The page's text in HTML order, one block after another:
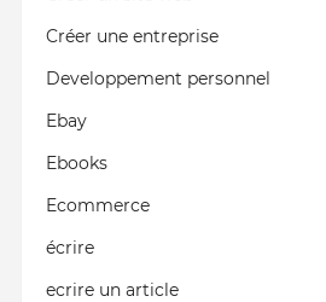
Créer une entreprise
Developpement personnel
Ebay
Ebooks
Ecommerce
écrire
ecrire un article